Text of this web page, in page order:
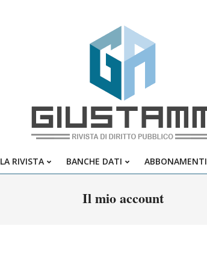
Giustamm
Primary
Menu
LA RIVISTA BANCHE DATI ABBONAMENTI
Il mio account